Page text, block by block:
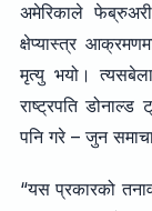
अमेरिकाले
क्षेप्यास्त्र
मृत्यु भयो।
राष्ट्रपति
पनि गरे – जुन
“यस प्रकारको